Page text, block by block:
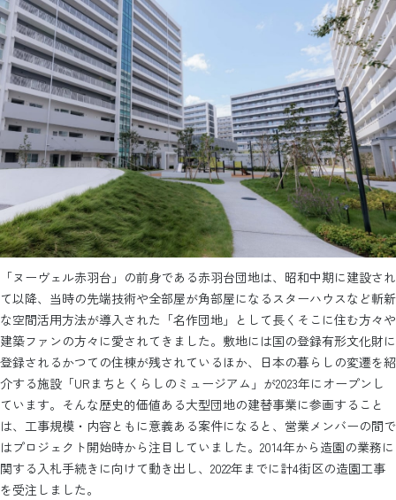
「ヌーヴェル赤羽台」の前身である赤羽台団地は、昭和中期に建設され
て以降、当時の先端技術や全部屋が角部屋になるスターハウスなど斬新
な空間活用方法が導入された「名作団地」として長くそこに住む方々や
建築ファンの方々に愛されてきました。敷地には国の登録有形文化財に
登録されるかつての住棟が残されているほか、日本の暮らしの変遷を紹
介する施設「URまちとくらしのミュージアム」が2023年にオープンし
ています。そんな歴史的価値ある大型団地の建替事業に参画すること
は、工事規模・内容ともに意義ある案件になると、営業メンバーの間で
はプロジェクト開始時から注目していました。2014年から造園の業務に
関する入札手続きに向けて動き出し、2022年までに計4街区の造園工事
を受注しました。